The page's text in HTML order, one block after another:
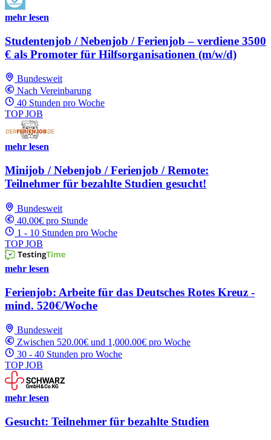
mehr lesen
Studentenjob / Nebenjob / Ferienjob – verdiene 3500
€ als Promoter für Hilfsorganisationen (m/w/d)
Bundesweit
Nach Vereinbarung
40 Stunden pro Woche
TOP JOB
mehr lesen
Minijob / Nebenjob / Ferienjob / Remote:
Teilnehmer für bezahlte Studien gesucht!
Bundesweit
40.00€ pro Stunde
1 - 10 Stunden pro Woche
TOP JOB
mehr lesen
Ferienjob: Arbeite für das Deutsches Rotes Kreuz -
mind. 520€/Woche
Bundesweit
Zwischen 520.00€ und 1,000.00€ pro Woche
30 - 40 Stunden pro Woche
TOP JOB
mehr lesen
Gesucht: Teilnehmer für bezahlte Studien